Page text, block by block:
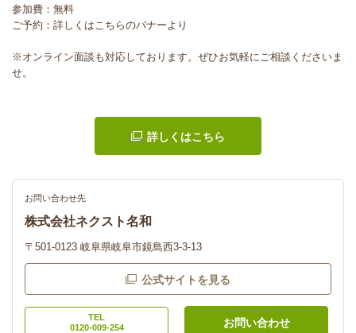
参加費：無料
ご予約：詳しくはこちらのバナーより
※オンライン面談も対応しております。ぜひお気軽にご相談くださいま
せ。
詳しくはこちら
お問い合わせ先
株式会社ネクスト名和
〒501-0123 岐阜県岐阜市鏡島西3-3-13
公式サイトを見る
TEL
0120-009-254
お問い合わせ